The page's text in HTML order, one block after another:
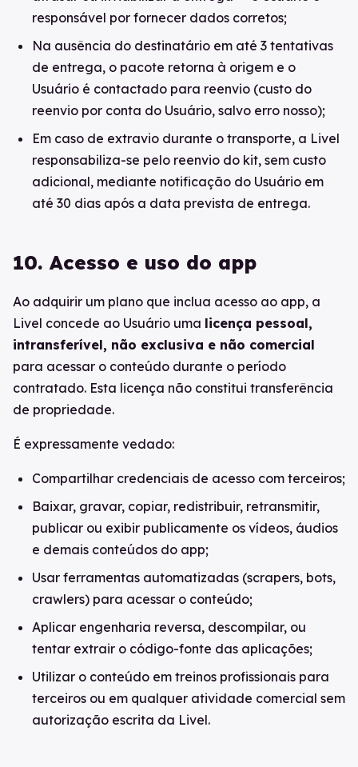
responsável por fornecer dados corretos;
Na ausência do destinatário em até 3 tentativas
de entrega, o pacote retorna à origem e o
Usuário é contactado para reenvio (custo do
reenvio por conta do Usuário, salvo erro nosso);
Em caso de extravio durante o transporte, a Livel
responsabiliza-se pelo reenvio do kit, sem custo
adicional, mediante notificação do Usuário em
até 30 dias após a data prevista de entrega.
10. Acesso e uso do app
Ao adquirir um plano que inclua acesso ao app, a
Livel concede ao Usuário uma licença pessoal,
intransferível, não exclusiva e não comercial
para acessar o conteúdo durante o período
contratado. Esta licença não constitui transferência
de propriedade.
É expressamente vedado:
Compartilhar credenciais de acesso com terceiros;
Baixar, gravar, copiar, redistribuir, retransmitir,
publicar ou exibir publicamente os vídeos, áudios
e demais conteúdos do app;
Usar ferramentas automatizadas (scrapers, bots,
crawlers) para acessar o conteúdo;
Aplicar engenharia reversa, descompilar, ou
tentar extrair o código-fonte das aplicações;
Utilizar o conteúdo em treinos profissionais para
terceiros ou em qualquer atividade comercial sem
autorização escrita da Livel.